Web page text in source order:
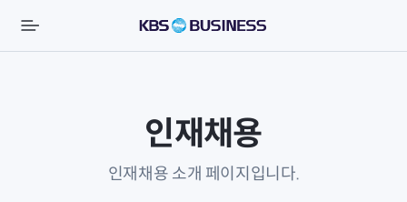
인재채용
인재채용 소개 페이지입니다.